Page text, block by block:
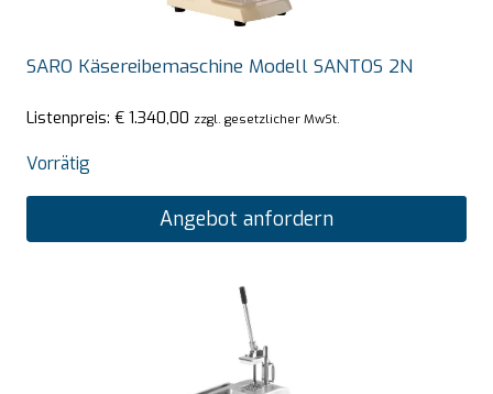
SARO Käsereibemaschine Modell SANTOS 2N
Listenpreis: € 1.340,00 zzgl. gesetzlicher MwSt.
Vorrätig
Angebot anfordern